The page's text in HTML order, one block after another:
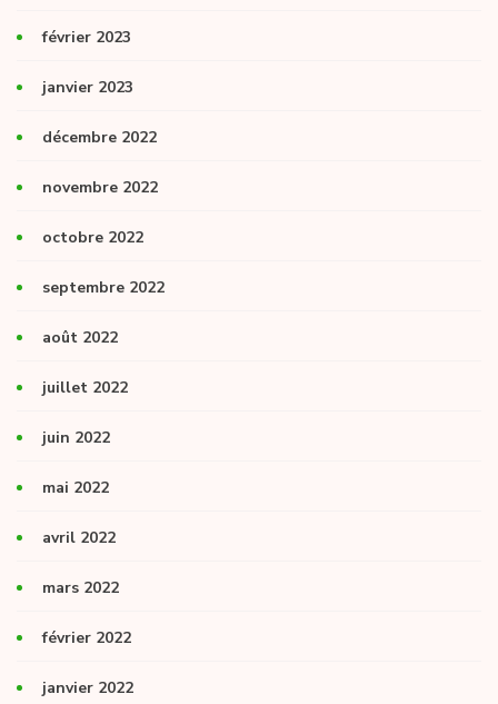
février 2023
janvier 2023
décembre 2022
novembre 2022
octobre 2022
septembre 2022
août 2022
juillet 2022
juin 2022
mai 2022
avril 2022
mars 2022
février 2022
janvier 2022